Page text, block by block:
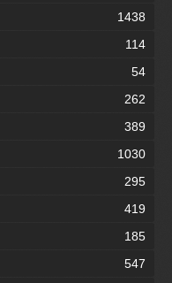
1438
114
54
262
389
1030
295
419
185
547